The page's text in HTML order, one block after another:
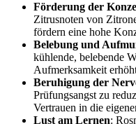
Förderung der
Zitrusnoten von
fördern eine hohe
Belebung und
kühlende, belebende
Aufmerksamkeit
Beruhigung der
Prüfungsangst zu
Vertrauen in die
Lust am Lernen: